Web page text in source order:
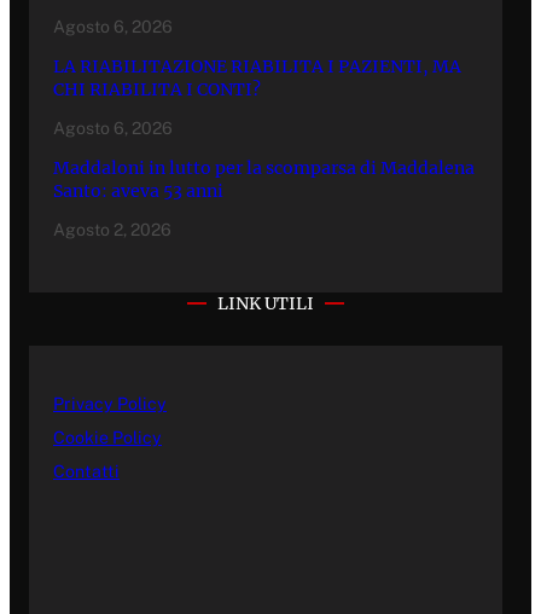
Agosto 6, 2026
LA RIABILITAZIONE RIABILITA I PAZIENTI, MA
CHI RIABILITA I CONTI?
Agosto 6, 2026
Maddaloni in lutto per la scomparsa di Maddalena
Santo: aveva 53 anni
Agosto 2, 2026
LINK UTILI
Privacy Policy
Cookie Policy
Contatti